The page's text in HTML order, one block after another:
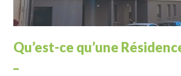
Qu’est-ce qu’une